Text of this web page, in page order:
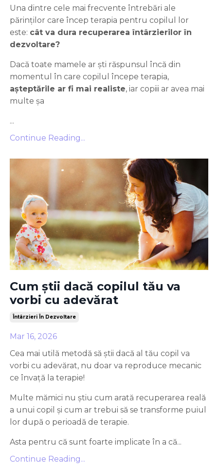
Una dintre cele mai frecvente întrebări ale
părinților care încep terapia pentru copilul lor
este: cât va dura recuperarea întârzierilor în
dezvoltare?
Dacă toate mamele ar ști răspunsul încă din
momentul în care copilul începe terapia,
așteptările ar fi mai realiste, iar copiii ar avea mai
multe șa
...
Continue Reading...
Cum știi dacă copilul tău va
vorbi cu adevărat
Întârzieri În Dezvoltare
Mar 16, 2026
Cea mai utilă metodă să știi dacă al tău copil va
vorbi cu adevărat, nu doar va reproduce mecanic
ce învață la terapie!
Multe mămici nu știu cum arată recuperarea reală
a unui copil și cum ar trebui să se transforme puiul
lor după o perioadă de terapie.
Asta pentru că sunt foarte implicate în a că...
Continue Reading...